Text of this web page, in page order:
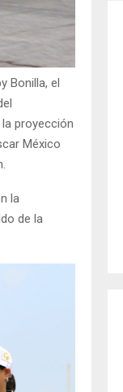
Bonilla, el
proyección
México
la
de la